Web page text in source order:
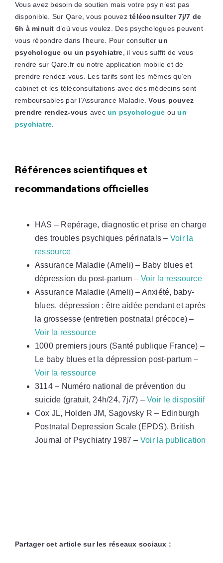
Vous avez besoin de soutien mais votre psy n’est pas
disponible. Sur Qare, vous pouveztéléconsulter 7j/7 de
6h à minuit d’où vous voulez. Des psychologues peuvent
vous répondre dans l’heure. Pour consulter un
psychologue ou un psychiatre, il vous suffit de vous
rendre sur Qare.fr ou notre application mobile et de
prendre rendez-vous. Les tarifs sont les mêmes qu’en
cabinet et les téléconsultations avec des médecins sont
remboursables par l’Assurance Maladie.Vous pouvez
prendre rendez-vous avec un psychologue ouun
psychiatre.
Références scientifiques et
recommandations officielles
HAS – Repérage, diagnostic et prise en charge
des troubles psychiques périnatals – Voir la
ressource
Assurance Maladie (Ameli) – Baby blues et
dépression du post-partum – Voir la ressource
Assurance Maladie (Ameli) – Anxiété, baby-
blues, dépression : être aidée pendant et après
la grossesse (entretien postnatal précoce) –
Voir la ressource
1000 premiers jours (Santé publique France) –
Le baby blues et la dépression post-partum –
Voir la ressource
3114 – Numéro national de prévention du
suicide (gratuit, 24h/24, 7j/7) –Voir le dispositif
Cox JL, Holden JM, Sagovsky R – Edinburgh
Postnatal Depression Scale (EPDS), British
Journal of Psychiatry 1987 – Voir la publication
Partager cet article sur les réseaux sociaux :